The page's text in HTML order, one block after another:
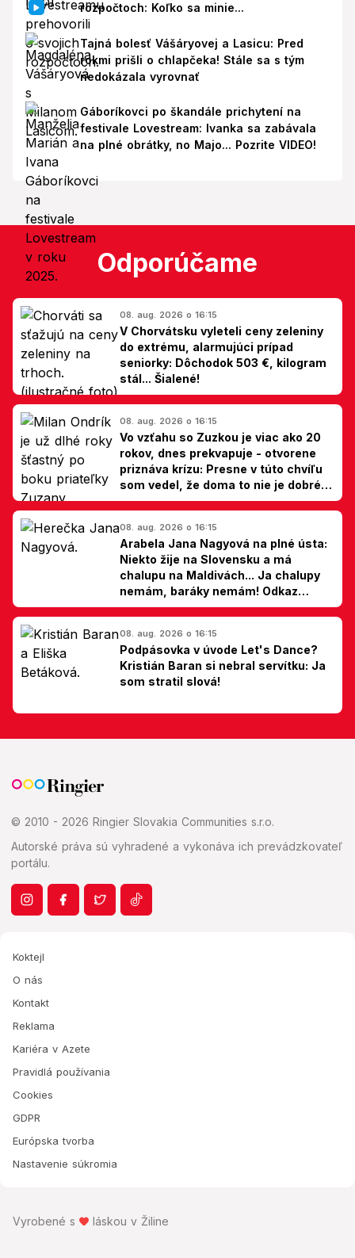
rozpočtoch: Koľko sa minie...
Tajná bolesť Vášáryovej a Lasicu: Pred
rokmi prišli o chlapčeka! Stále sa s tým
nedokázala vyrovnať
Gáboríkovci po škandále prichytení na
festivale Lovestream: Ivanka sa zabávala
na plné obrátky, no Majo... Pozrite VIDEO!
Odporúčame
08. aug. 2026 o 16:15
V Chorvátsku vyleteli ceny zeleniny
do extrému, alarmujúci prípad
seniorky: Dôchodok 503 €, kilogram
stál... Šialené!
08. aug. 2026 o 16:15
Vo vzťahu so Zuzkou je viac ako 20
rokov, dnes prekvapuje - otvorene
priznáva krízu: Presne v túto chvíľu
som vedel, že doma to nie je dobré,
hovorí Milan Ondrík
08. aug. 2026 o 16:15
Arabela Jana Nagyová na plné ústa:
Niekto žije na Slovensku a má
chalupu na Maldivách... Ja chalupy
nemám, baráky nemám! Odkaz
Slovákom
08. aug. 2026 o 16:15
Podpásovka v úvode Let's Dance?
Kristián Baran si nebral servítku: Ja
som stratil slová!
© 2010 - 2026 Ringier Slovakia Communities s.r.o.
Autorské práva sú vyhradené a vykonáva ich prevádzkovateľ
portálu.
Koktejl
O nás
Kontakt
Reklama
Kariéra v Azete
Pravidlá používania
Cookies
GDPR
Európska tvorba
Nastavenie súkromia
Vyrobené s láskou v Žiline